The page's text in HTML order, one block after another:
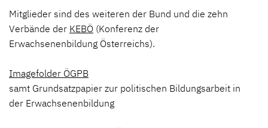
Mitglieder sind des weiteren der Bund und die zehn
Verbände der KEBÖ (Konferenz der
Erwachsenenbildung Österreichs).
Imagefolder ÖGPB
samt Grundsatzpapier zur politischen Bildungsarbeit in
der Erwachsenenbildung